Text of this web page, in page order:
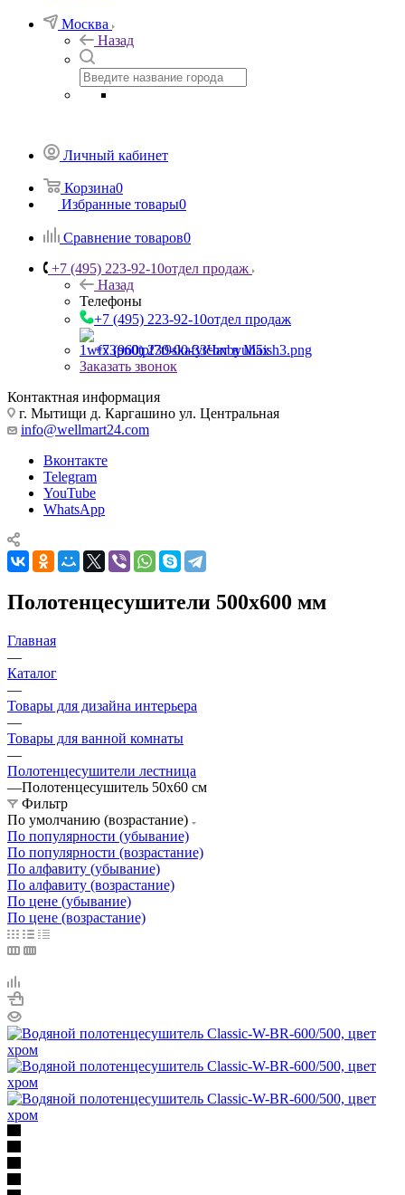
Москва
Назад
Личный кабинет
Корзина0
Избранные товары0
Сравнение товаров0
+7 (495) 223-92-10отдел продаж
Назад
Телефоны
+7 (495) 223-92-10отдел продаж
+7 (960) 230-00-33Чат в Max
Заказать звонок
Контактная информация
г. Мытищи д. Каргашино ул. Центральная
info@wellmart24.com
Вконтакте
Telegram
YouTube
WhatsApp
Полотенцесушители 500х600 мм
Главная
—
Каталог
—
Товары для дизайна интерьера
—
Товары для ванной комнаты
—
Полотенцесушители лестница
—Полотенцесушитель 50х60 см
Фильтр
По умолчанию (возрастание)
По популярности (убывание)
По популярности (возрастание)
По алфавиту (убывание)
По алфавиту (возрастание)
По цене (убывание)
По цене (возрастание)